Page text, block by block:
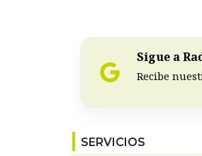
Sigue a
Recibe
SERVICIOS